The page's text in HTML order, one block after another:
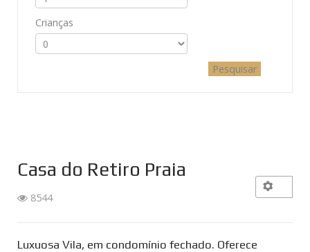
Crianças
Casa do Retiro Praia
8544
Luxuosa Vila, em condomínio fechado. Oferece